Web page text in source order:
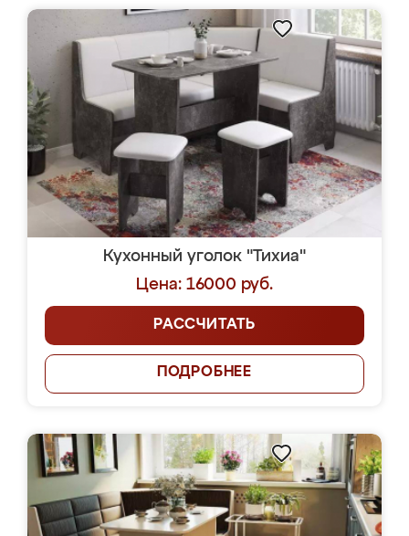
Кухонный уголок "Тихиа"
Цена: 16000 руб.
РАССЧИТАТЬ
ПОДРОБНЕЕ